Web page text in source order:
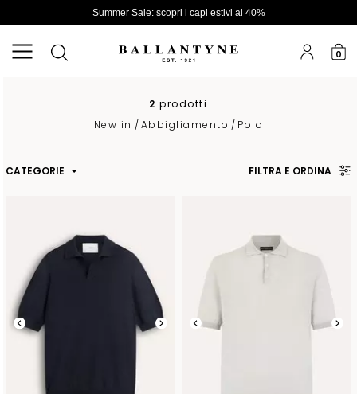
Summer Sale: scopri i capi estivi al 40%
0
2 prodotti
New in /Abbigliamento / Polo
CATEGORIE FILTRA E ORDINA